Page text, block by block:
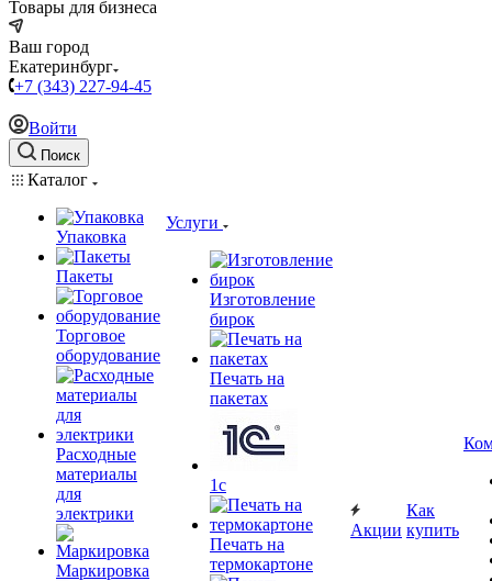
Товары для бизнеса
Ваш город
Екатеринбург
+7 (343) 227-94-45
Войти
Поиск
Каталог
Упаковка
Пакеты
Торговое
оборудование
Расходные
материалы
для
электрики
Маркировка
Услуги
Изготовление
бирок
Печать на
пакетах
1c
Печать на
термокартоне
Акции
Как
купить